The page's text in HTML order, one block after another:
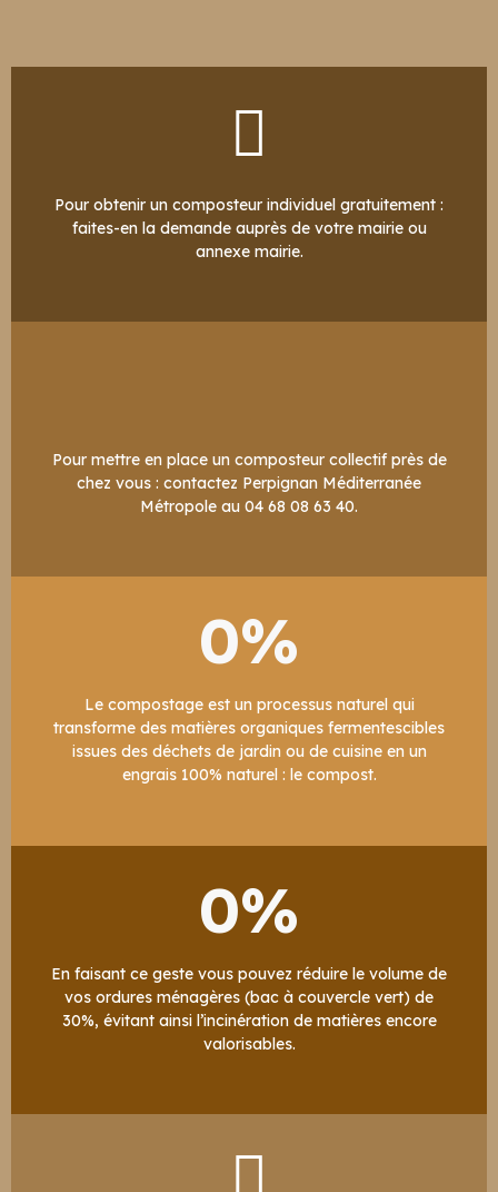
Pour obtenir un composteur individuel gratuitement :
faites-en la demande auprès de votre mairie ou
annexe mairie.
Pour mettre en place un composteur collectif près de
chez vous : contactez Perpignan Méditerranée
Métropole au 04 68 08 63 40.
0%
Le compostage est un processus naturel qui
transforme des matières organiques fermentescibles
issues des déchets de jardin ou de cuisine en un
engrais 100% naturel : le compost.
0%
En faisant ce geste vous pouvez réduire le volume de
vos ordures ménagères (bac à couvercle vert) de
30%, évitant ainsi l’incinération de matières encore
valorisables.